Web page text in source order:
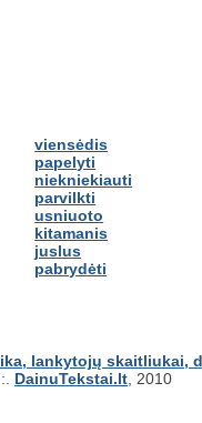
viensėdis
papelyti
niekniekiauti
parvilkti
usniuoto
kitamanis
juslus
pabrydėti
.:. DainuTekstai.lt , 2010